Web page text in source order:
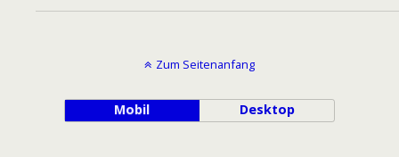
Zum Seitenanfang
Mobil Desktop